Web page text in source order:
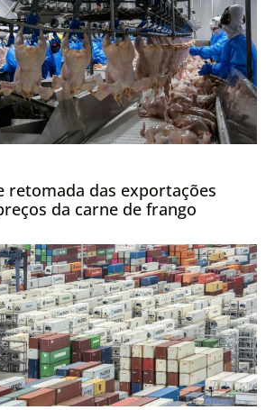
retomada das exportações
da carne de frango